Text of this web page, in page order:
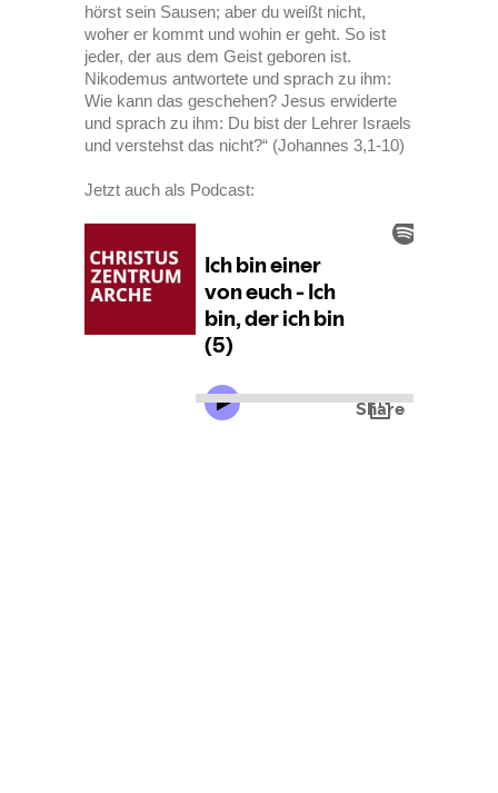
hörst sein Sausen; aber du weißt nicht,
woher er kommt und wohin er geht. So ist
jeder, der aus dem Geist geboren ist.
Nikodemus antwortete und sprach zu ihm:
Wie kann das geschehen? Jesus erwiderte
und sprach zu ihm: Du bist der Lehrer Israels
und verstehst das nicht?“ (Johannes 3,1-10)
Jetzt auch als Podcast: